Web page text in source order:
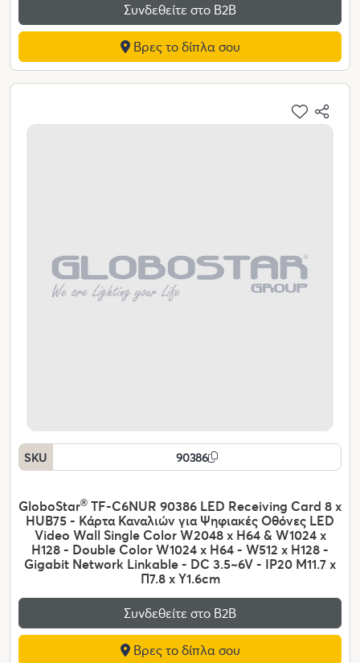
Συνδεθείτε στο Β2Β
Βρες το δίπλα σου
SKU 90386
GloboStar® TF-C6NUR 90386 LED Receiving Card 8 x
HUB75 - Κάρτα Καναλιών για Ψηφιακές Οθόνες LED
Video Wall Single Color W2048 x H64 & W1024 x
H128 - Double Color W1024 x H64 - W512 x H128 -
Gigabit Network Linkable - DC 3.5~6V - IP20 Μ11.7 x
Π7.8 x Υ1.6cm
Συνδεθείτε στο Β2Β
Βρες το δίπλα σου